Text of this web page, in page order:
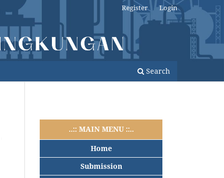
Search
Register Login
..:: MAIN MENU ::..
Home
Submission